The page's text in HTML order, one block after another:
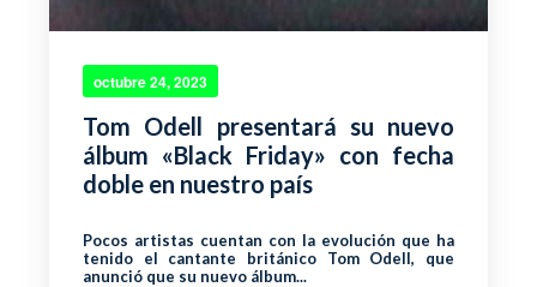
octubre 24, 2023
Tom Odell presentará su nuevo
álbum «Black Friday» con fecha
doble en nuestro país
Pocos artistas cuentan con la evolución que ha
tenido el cantante británico Tom Odell, que
anunció que su nuevo álbum...